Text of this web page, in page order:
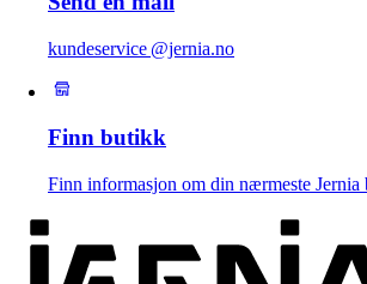
kundeservice @jernia.no
Finn butikk
Finn informasjon om din nærmeste Jernia